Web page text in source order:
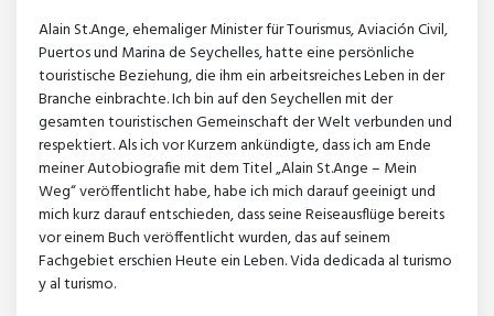
Alain St.Ange, ehemaliger Minister für Tourismus, Aviación Civil,
Puertos und Marina de Seychelles, hatte eine persönliche
touristische Beziehung, die ihm ein arbeitsreiches Leben in der
Branche einbrachte. Ich bin auf den Seychellen mit der
gesamten touristischen Gemeinschaft der Welt verbunden und
respektiert. Als ich vor Kurzem ankündigte, dass ich am Ende
meiner Autobiografie mit dem Titel „Alain St.Ange – Mein
Weg“ veröffentlicht habe, habe ich mich darauf geeinigt und
mich kurz darauf entschieden, dass seine Reiseausflüge bereits
vor einem Buch veröffentlicht wurden, das auf seinem
Fachgebiet erschien Heute ein Leben. Vida dedicada al turismo
y al turismo.